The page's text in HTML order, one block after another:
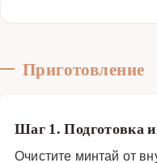
Приготовление
Шаг 1. Подготовка
Очистите минтай от